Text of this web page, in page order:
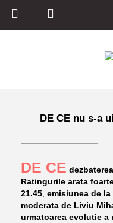
DE CE nu s-a
DE CE
Ratingurile arata
21.45 emisiunea de la
moderata de Liviu
urmatoarea evolutie